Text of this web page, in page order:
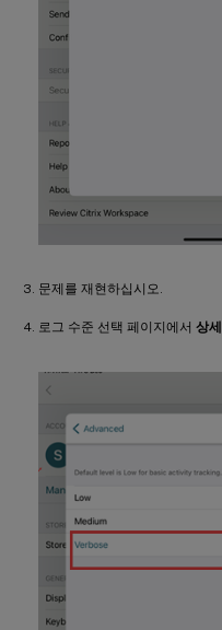
문제를 재현하십시오.
로그 수준 선택 페이지에서 상세